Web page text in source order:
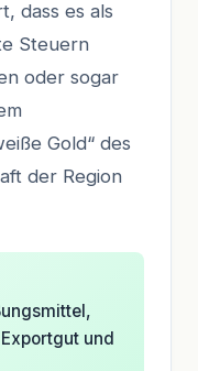
dass es als
Steuern
oder sogar
Gold“ des
der Region
und